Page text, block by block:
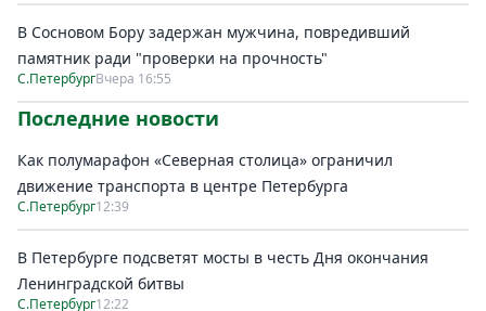
В Сосновом Бору задержан мужчина, повредивший
памятник ради "проверки на прочность"
С.ПетербургВчера 16:55
Последние новости
Как полумарафон «Северная столица» ограничил
движение транспорта в центре Петербурга
С.Петербург12:39
В Петербурге подсветят мосты в честь Дня окончания
Ленинградской битвы
С.Петербург12:22